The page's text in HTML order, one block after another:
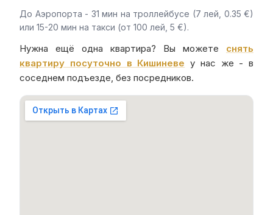
До Аэропорта - 31 мин на троллейбусе (7 лей, 0.35 €)
или 15-20 мин на такси (от 100 лей, 5 €).
Нужна ещё одна квартира? Вы можете снять
квартиру посуточно в Кишиневе у нас же - в
соседнем подъезде, без посредников.